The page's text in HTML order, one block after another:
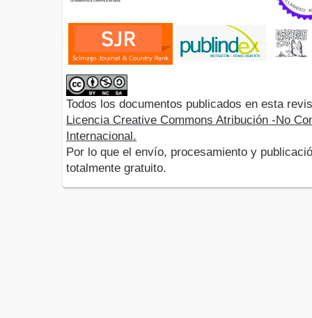
Todos los documentos publicados en esta
Licencia Creative Commons Atribución -No
Internacional.
Por lo que el envío, procesamiento y
totalmente gratuito.